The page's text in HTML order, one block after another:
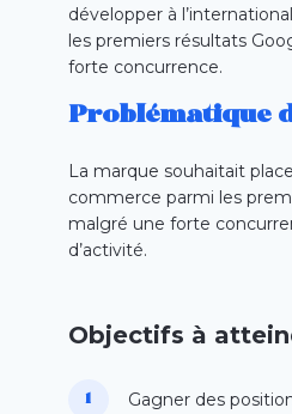
développer à l’international
les premiers résultats
forte concurrence.
Problématique
La marque souhaitait
commerce parmi les
malgré une forte
d’activité.
Objectifs à
Gagner des